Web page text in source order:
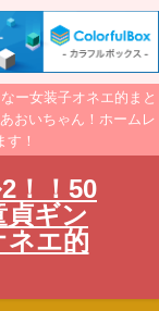
ー女装子オネエ的まと
おいちゃん！ホームレ
！
！！50
貞ギン
ネエ的